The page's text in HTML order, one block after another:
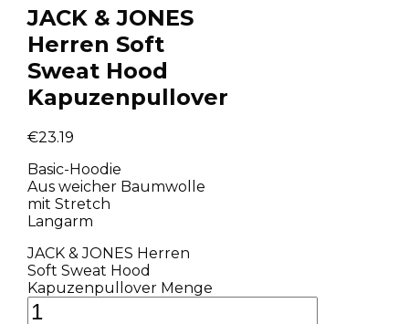
JACK & JONES
Herren Soft
Sweat Hood
Kapuzenpullover
€23.19
Basic-Hoodie
Aus weicher Baumwolle
mit Stretch
Langarm
JACK & JONES Herren
Soft Sweat Hood
Kapuzenpullover Menge